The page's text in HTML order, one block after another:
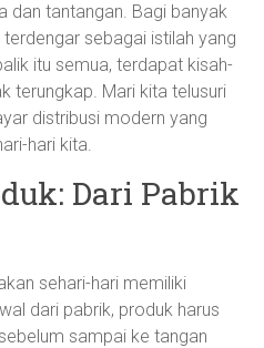
dan tantangan. Bagi banyak
sebagai istilah yang
itu semua, terdapat kisah-
terungkap. Mari kita telusuri
distribusi modern yang
hari kita.
Dari Pabrik
sehari-hari memiliki
dari pabrik, produk harus
sampai ke tangan